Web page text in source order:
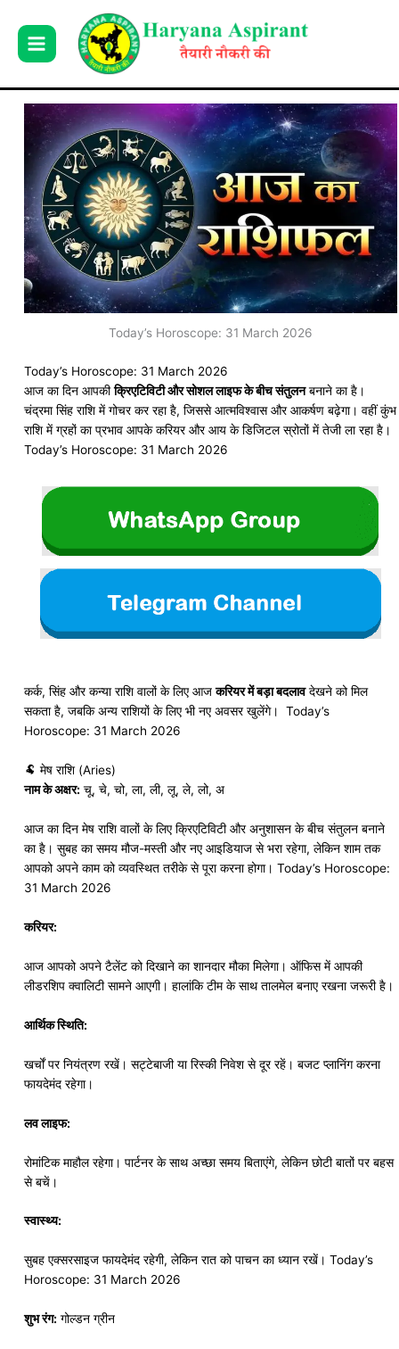
content
Today’s Horoscope: 31 March 2026
Today’s Horoscope: 31 March 2026
आज का दिन आपकीक्रिएटिविटी और सोशल लाइफ के बीच संतुलनबनाने का है।
चंद्रमा सिंह राशि में गोचर कर रहा है, जिससे आत्मविश्वास और आकर्षण बढ़ेगा। वहीं कुंभ
राशि में ग्रहों का प्रभाव आपके करियर और आय के डिजिटल स्रोतों में तेजी ला रहा है।
Today’s Horoscope: 31 March 2026
कर्क, सिंह और कन्या राशि वालों के लिए आजकरियर में बड़ा बदलावदेखने को मिल
सकता है, जबकि अन्य राशियों के लिए भी नए अवसर खुलेंगे। Today’s
Horoscope: 31 March 2026
🐏 मेष राशि (Aries)
नाम के अक्षर: चू, चे, चो, ला, ली, लू, ले, लो, अ
आज का दिन मेष राशि वालों के लिए क्रिएटिविटी और अनुशासन के बीच संतुलन बनाने
का है। सुबह का समय मौज-मस्ती और नए आइडियाज से भरा रहेगा, लेकिन शाम तक
आपको अपने काम को व्यवस्थित तरीके से पूरा करना होगा। Today’s Horoscope:
31 March 2026
करियर:
आज आपको अपने टैलेंट को दिखाने का शानदार मौका मिलेगा। ऑफिस में आपकी
लीडरशिप क्वालिटी सामने आएगी। हालांकि टीम के साथ तालमेल बनाए रखना जरूरी है।
आर्थिक स्थिति:
खर्चों पर नियंत्रण रखें। सट्टेबाजी या रिस्की निवेश से दूर रहें। बजट प्लानिंग करना
फायदेमंद रहेगा।
लव लाइफ:
रोमांटिक माहौल रहेगा। पार्टनर के साथ अच्छा समय बिताएंगे, लेकिन छोटी बातों पर बहस
से बचें।
स्वास्थ्य:
सुबह एक्सरसाइज फायदेमंद रहेगी, लेकिन रात को पाचन का ध्यान रखें। Today’s
Horoscope: 31 March 2026
शुभ रंग: गोल्डन ग्रीन